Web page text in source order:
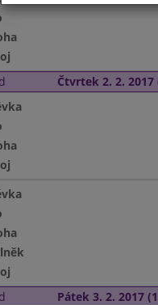
Čtvrtek 2. 2. 2017
Pátek 3. 2. 2017